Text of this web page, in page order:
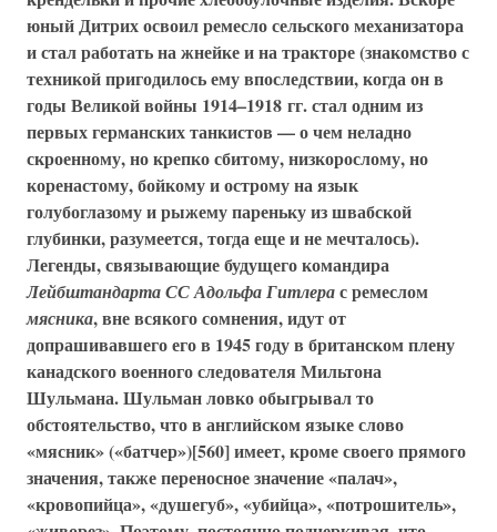
юный Дитрих освоил ремесло сельского механизатора
и стал работать на жнейке и на тракторе (знакомство с
техникой пригодилось ему впоследствии, когда он в
годы Великой войны 1914–1918 гг. стал одним из
первых германских танкистов — о чем неладно
скроенному, но крепко сбитому, низкорослому, но
коренастому, бойкому и острому на язык
голубоглазому и рыжему пареньку из швабской
глубинки, разумеется, тогда еще и не мечталось).
Легенды, связывающие будущего командира
Лейбштандарта СС Адольфа Гитлерас ремеслом
мясника, вне всякого сомнения, идут от
допрашивавшего его в 1945 году в британском плену
канадского военного следователя Мильтона
Шульмана. Шульман ловко обыгрывал то
обстоятельство, что в английском языке слово
«мясник» («батчер»)[560] имеет, кроме своего прямого
значения, также переносное значение«палач»,
«кровопийца»,«душегуб»,«убийца»,«потрошитель»,